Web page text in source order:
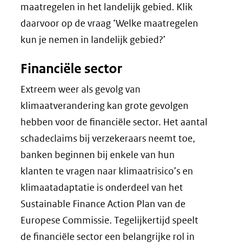
maatregelen in het landelijk gebied. Klik
daarvoor op de vraag ‘Welke maatregelen
kun je nemen in landelijk gebied?’
Financiële sector
Extreem weer als gevolg van
klimaatverandering kan grote gevolgen
hebben voor de financiële sector. Het aantal
schadeclaims bij verzekeraars neemt toe,
banken beginnen bij enkele van hun
klanten te vragen naar klimaatrisico’s en
klimaatadaptatie is onderdeel van het
Sustainable Finance Action Plan van de
Europese Commissie. Tegelijkertijd speelt
de financiële sector een belangrijke rol in